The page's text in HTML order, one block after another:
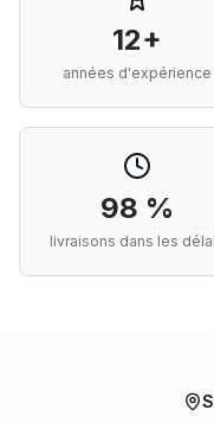
12+
années d'expérience
98 %
livraisons dans les